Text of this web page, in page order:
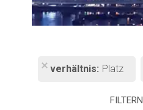
verhältnis Platz
FILTERN